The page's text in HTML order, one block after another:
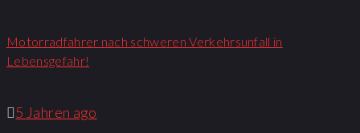
Motorradfahrer nach schweren Verkehrsunfall in
Lebensgefahr!
5 Jahren ago